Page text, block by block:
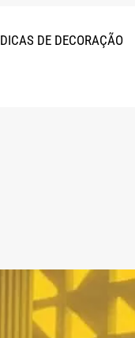
DICAS DE DECORAÇÃO